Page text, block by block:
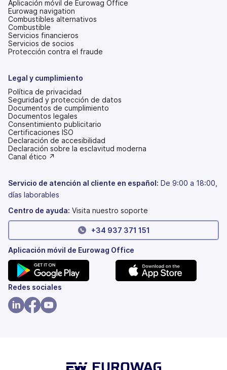
Aplicación móvil de Eurowag Office
Eurowag navigation
Combustibles alternativos
Combustible
Servicios financieros
Servicios de socios
Protección contra el fraude
Legal y cumplimiento
Política de privacidad
Seguridad y protección de datos
Documentos de cumplimiento
Documentos legales
Consentimiento publicitario
Certificaciones ISO
Declaración de accesibilidad
(se
abre
pestaña
Declaración sobre la esclavitud moderna
(se
una
nueva)
Canal ético ↗
Servicio de atención al cliente en español: De 9:00 a 18:00,
días laborables
Centro de ayuda: Visita nuestro soporte
+34 937 371 151
Aplicación móvil de Eurowag Office
(se
abre
en
Redes sociales
pestaña